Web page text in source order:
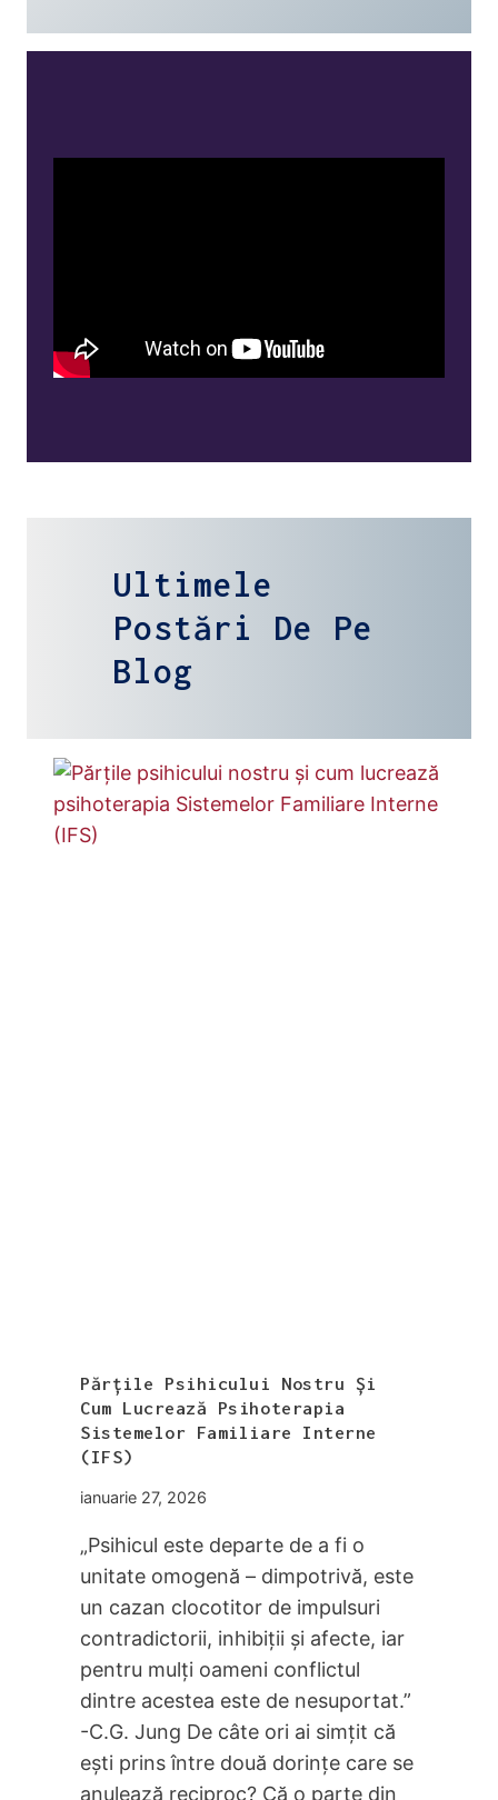
Ultimele
Postări De Pe
Blog
Părțile Psihicului Nostru Și
Cum Lucrează Psihoterapia
Sistemelor Familiare Interne
(IFS)
ianuarie 27, 2026
„Psihicul este departe de a fi o
unitate omogenă – dimpotrivă, este
un cazan clocotitor de impulsuri
contradictorii, inhibiții și afecte, iar
pentru mulți oameni conflictul
dintre acestea este de nesuportat.”
-C.G. Jung De câte ori ai simțit că
ești prins între două dorințe care se
anulează reciproc? Că o parte din